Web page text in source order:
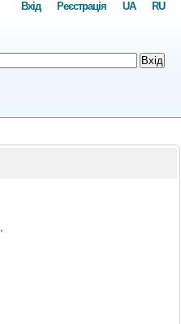
RU
UA
Реєстрація
Вхід
Вхід